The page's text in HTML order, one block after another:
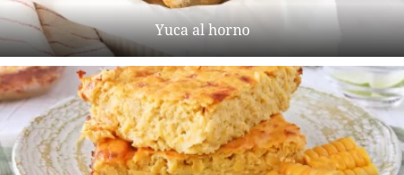
Yuca al horno